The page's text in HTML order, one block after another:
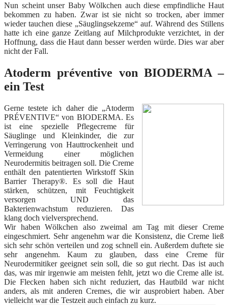
Nun scheint unser Baby Wölkchen auch diese empfindliche Haut
bekommen zu haben. Zwar ist sie nicht so trocken, aber immer
wieder tauchen diese „Säuglingsekzeme“ auf. Während des Stillens
hatte ich eine ganze Zeitlang auf Milchprodukte verzichtet, in der
Hoffnung, dass die Haut dann besser werden würde. Dies war aber
nicht der Fall.
Atoderm préventive von BIODERMA –
ein Test
Gerne testete ich daher die „Atoderm
PRÉVENTIVE“ von BIODERMA. Es
ist eine spezielle Pflegecreme für
Säuglinge und Kleinkinder, die zur
Verringerung von Hauttrockenheit und
Vermeidung einer möglichen
Neurodermitis beitragen soll. Die Creme
enthält den patentierten Wirkstoff Skin
Barrier Therapy®. Es soll die Haut
stärken, schützen, mit Feuchtigkeit
versorgen UND das
Bakterienwachstum reduzieren. Das
klang doch vielversprechend.
Wir haben Wölkchen also zweimal am Tag mit dieser Creme
eingeschmiert. Sehr angenehm war die Konsistenz, die Creme ließ
sich sehr schön verteilen und zog schnell ein. Außerdem duftete sie
sehr angenehm. Kaum zu glauben, dass eine Creme für
Neurodermitiker geeignet sein soll, die so gut riecht. Das ist auch
das, was mir irgenwie am meisten fehlt, jetzt wo die Creme alle ist.
Die Flecken haben sich nicht reduziert, das Hautbild war nicht
anders, als mit anderen Cremes, die wir ausprobiert haben. Aber
vielleicht war die Testzeit auch einfach zu kurz.